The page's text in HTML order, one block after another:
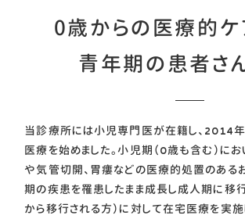
0歳からの医療的ケ
青年期の患者さ
当診療所には小児専門医が在籍し、2014
医療を始めました。小児期（0歳も含む）に
や気管切開、胃瘻などの医療的処置のある
期の疾患を罹患したまま成長し成人期に移
から移行される方）に対して在宅医療を実施